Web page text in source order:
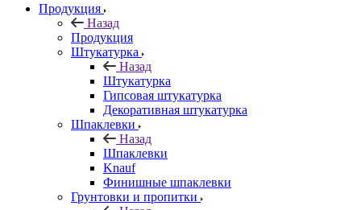
Продукция
Назад
Продукция
Штукатурка
Назад
Штукатурка
Гипсовая штукатурка
Декоративная штукатурка
Шпаклевки
Назад
Шпаклевки
Knauf
Финишные шпаклевки
Грунтовки и пропитки